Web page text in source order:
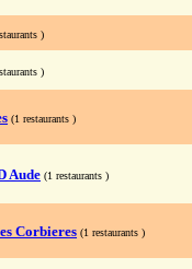
)
)
(1 restaurants )
Aude (1 restaurants )
Corbieres (1 restaurants )